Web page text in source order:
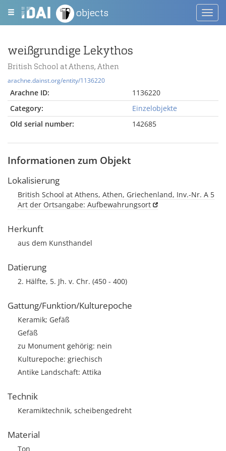
objects
weißgrundige Lekythos
British School at Athens, Athen
arachne.dainst.org/entity/1136220
Arachne ID:
1136220
Category:
Einzelobjekte
Old serial number:
142685
Informationen zum Objekt
Lokalisierung
British School at Athens, Athen, Griechenland, Inv.-Nr. A 5
Art der Ortsangabe: Aufbewahrungsort
Herkunft
aus dem Kunsthandel
Datierung
2. Hälfte, 5. Jh. v. Chr. (450 - 400)
Gattung/Funktion/Kulturepoche
Keramik; Gefäß
Gefäß
zu Monument gehörig: nein
Kulturepoche: griechisch
Antike Landschaft: Attika
Technik
Keramiktechnik, scheibengedreht
Material
Ton